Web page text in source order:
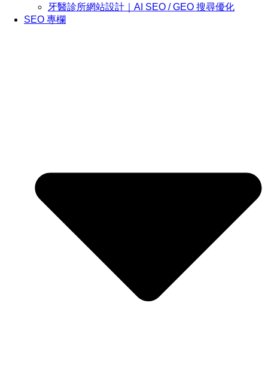
牙醫診所網站設計｜AI SEO / GEO 搜尋優化
SEO 專欄